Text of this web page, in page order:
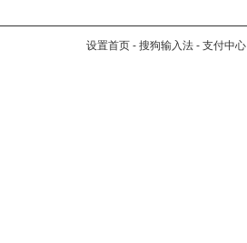
设置首页 - 搜狗输入法 - 支付中心